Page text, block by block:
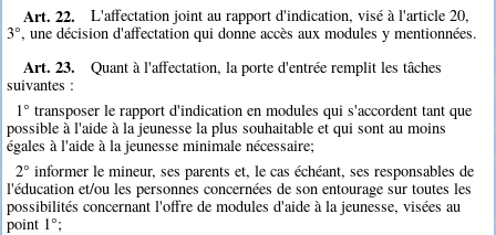
Art. 22.
L'affectation joint au rapport d'indication, visé à l'article 20,
3°, une décision d'affectation qui donne accès aux modules y mentionnées.
Art. 23.
Quant à l'affectation, la porte d'entrée remplit les tâches
suivantes :
1° transposer le rapport d'indication en modules qui s'accordent tant que
possible à l'aide à la jeunesse la plus souhaitable et qui sont au moins
égales à l'aide à la jeunesse minimale nécessaire;
2° informer le mineur, ses parents et, le cas échéant, ses responsables de
l'éducation et/ou les personnes concernées de son entourage sur toutes les
possibilités concernant l'offre de modules d'aide à la jeunesse, visées au
point 1°;